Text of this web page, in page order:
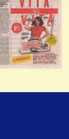
putovnica
Zagreb
i dom
njen
sustav
drugačije.